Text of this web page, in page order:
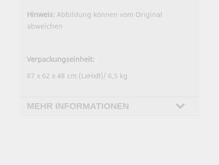
Hinweis: Abbildung können vom Original
abweichen
Verpackungseinheit:
87 x 62 x 48 cm (LxHxB)/ 6,5 kg
MEHR INFORMATIONEN